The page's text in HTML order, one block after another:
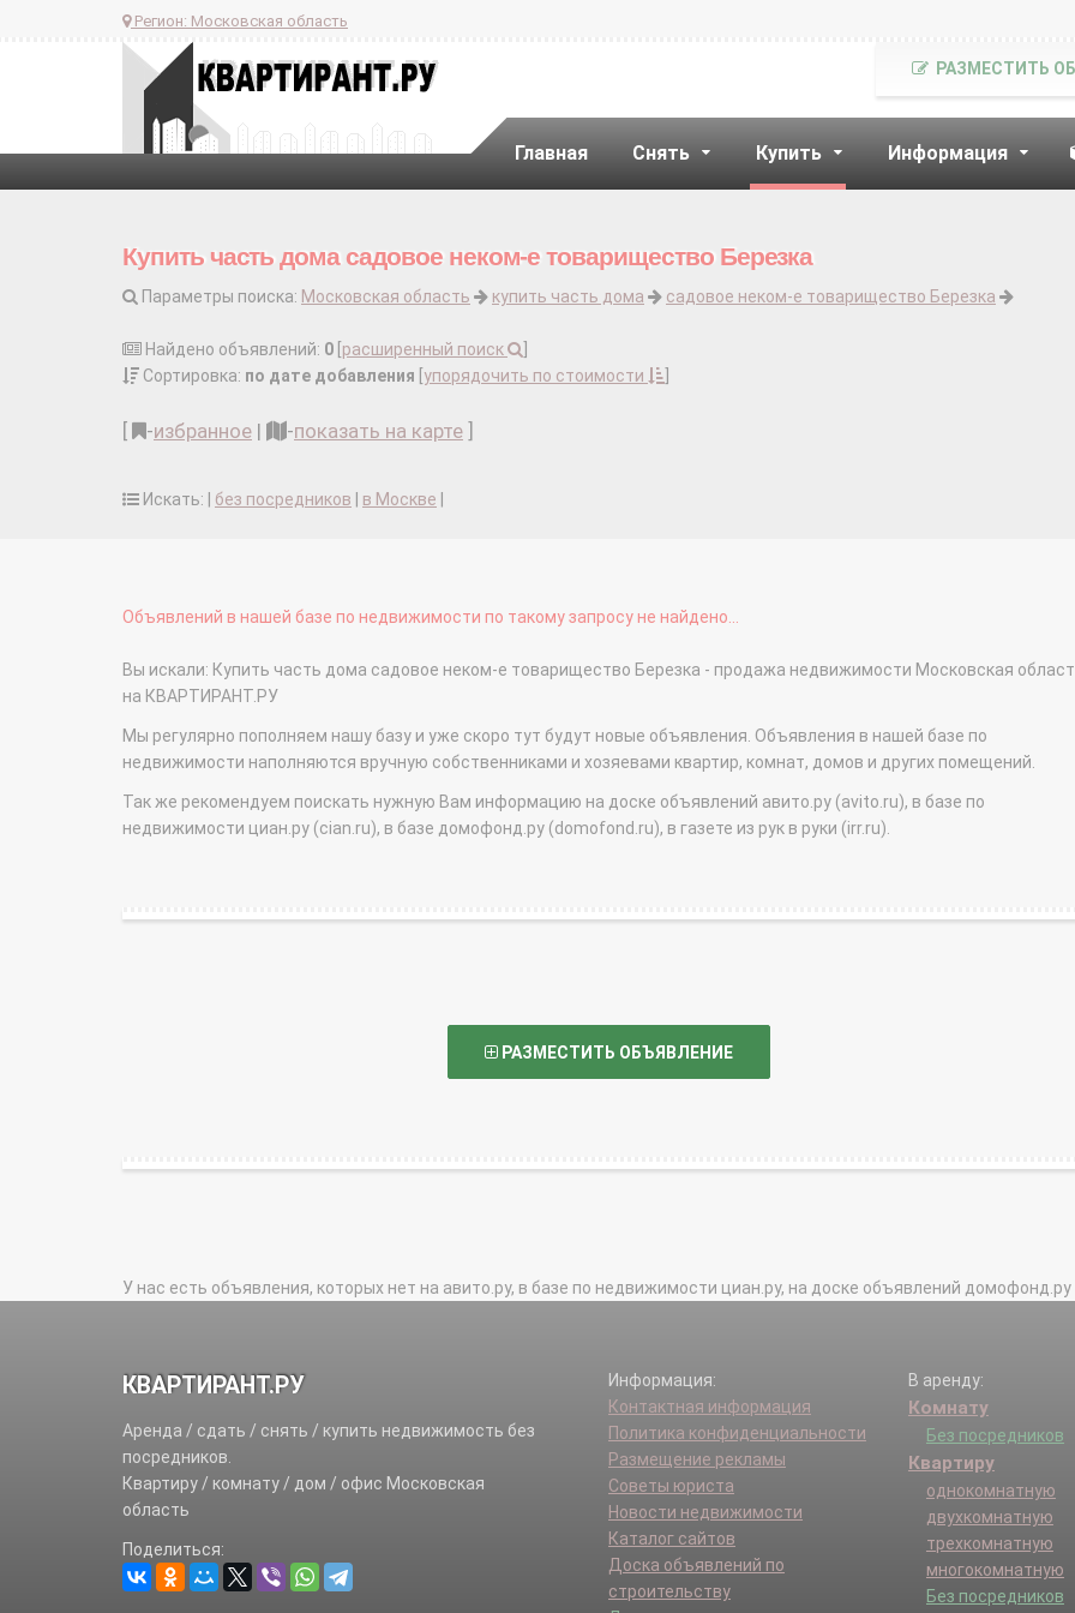
Регион: Московская область
Главная Снять Купить Информация
РАЗМЕСТИТЬ
Купить часть дома садовое неком-е товарищество Березка
Параметры поиска: Московская область купить часть дома садовое неком-е товарищество Березка
Найдено объявлений: 0 расширенный поиск
Сортировка: по дате добавления упорядочить по стоимости
-избранное | -показать на карте
Искать: | без посредников в Москве
Объявлений в нашей базе по недвижимости по такому запросу не найдено...
Вы искали: Купить часть дома садовое неком-е товарищество Березка - продажа недвижимости Московская
на КВАРТИРАНТ.РУ
Мы регулярно пополняем нашу базу и уже скоро тут будут новые объявления. Объявления в нашей базе по
недвижимости наполняются вручную собственниками и хозяевами квартир, комнат, домов и других помещений.
Так же рекомендуем поискать нужную Вам информацию на доске объявлений авито.ру (avito.ru), в базе по
недвижимости циан.ру (cian.ru), в базе домофонд.ру (domofond.ru), в газете из рук в руки (irr.ru).
РАЗМЕСТИТЬ ОБЪЯВЛЕНИЕ
У нас есть объявления, которых нет на авито.ру, в базе по недвижимости циан.ру, на доске объявлений домофонд.ру
КВАРТИРАНТ.РУ
Аренда / сдать / снять / купить недвижимость без
посредников.
Квартиру / комнату / дом / офис Московская
область
Поделиться:
Информация:
Контактная информация
Политика конфиденциальности
Размещение рекламы
Советы юриста
Новости недвижимости
Каталог сайтов
Доска объявлений по
строительству
В аренду:
Комнату
Без посредников
Квартиру
однокомнатную
двухкомнатную
трехкомнатную
многокомнатную
Без посредников